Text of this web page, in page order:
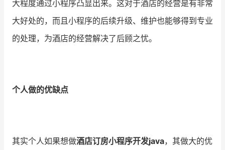
有赞云 数据通服务
大程度通过小程序凸显出来。这对于酒店的经营是有非常
大好处的，而且小程序的后续升级、维护也能够得到专业
的处理，为酒店的经营解决了后顾之忧。
个人做的优缺点
其实个人如果想做酒店订房小程序开发java，其做大的优